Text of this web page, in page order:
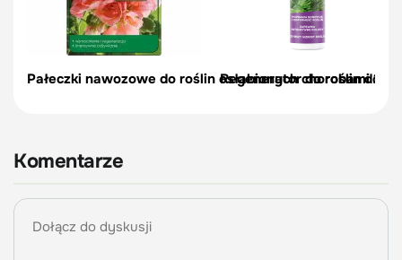
Pałeczki nawozowe do roślin osłabionych chorobami 20
Regenerator do roślin
Komentarze